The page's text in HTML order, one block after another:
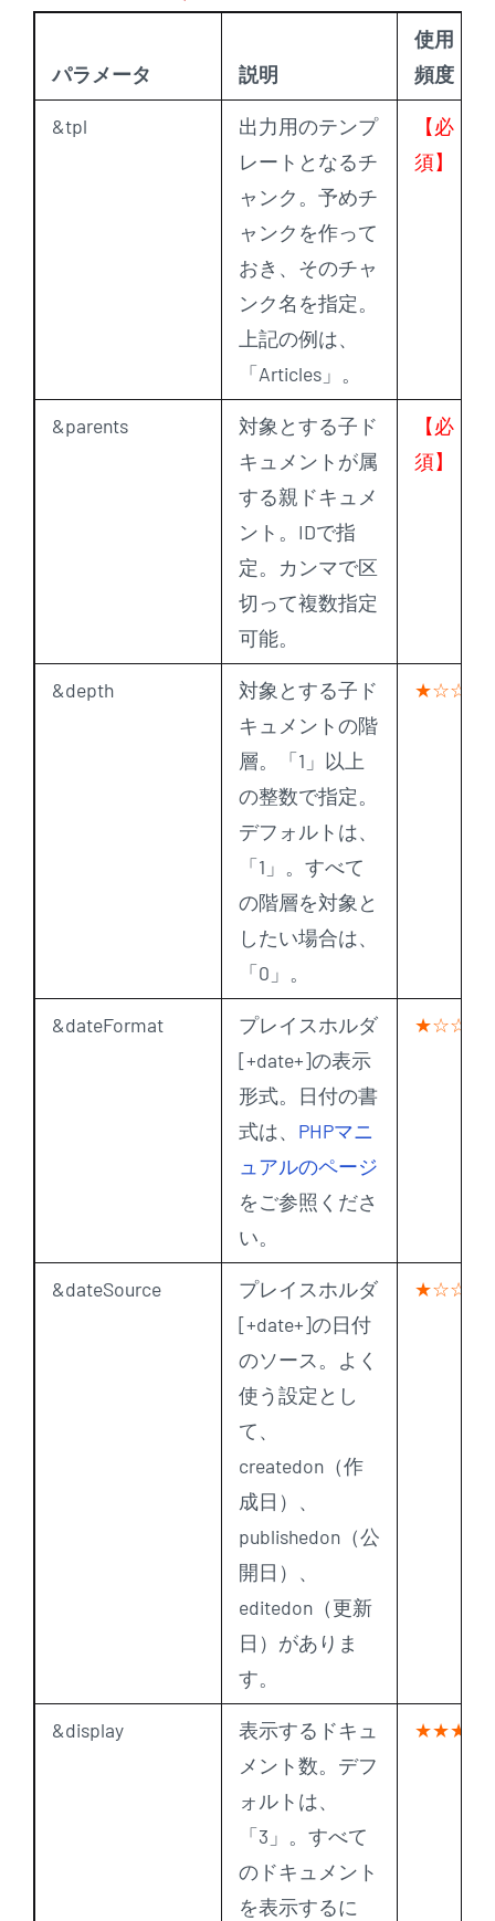
パラメータ 説明
使用
頻度
&tpl
出力用のテンプ
レートとなるチ
ャンク。予めチ
ャンクを作って
おき、そのチャ
ンク名を指定。
上記の例は、
「Articles」。
【必
須】
&parents
対象とする子ド
キュメントが属
する親ドキュメ
ント。IDで指
定。カンマで区
切って複数指定
可能。
【必
須】
&depth
対象とする子ド
キュメントの階
層。「1」以上
の整数で指定。
デフォルトは、
「1」。すべて
の階層を対象と
したい場合は、
「0」。
★☆☆
&dateFormat
プレイスホルダ
[+date+]の表示
形式。日付の書
式は、 PHPマニ
ュアルのページ
をご参照くださ
い。
★☆☆
&dateSource
プレイスホルダ
[+date+]の日付
のソース。よく
使う設定とし
て、
createdon（作
成日）、
publishedon（公
開日）、
editedon（更新
日）がありま
す。
★☆☆
&display
表示するドキュ
メント数。デフ
ォルトは、
「3」。すべて
のドキュメント
を表示するに
★★★